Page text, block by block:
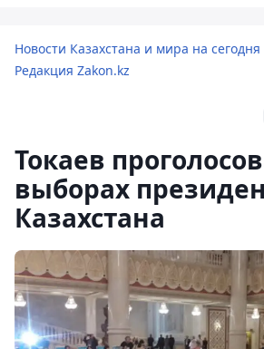
Новости Казахстана и мира на сегодня
Редакция Zakon.kz
Токаев
выборах
Казахстана